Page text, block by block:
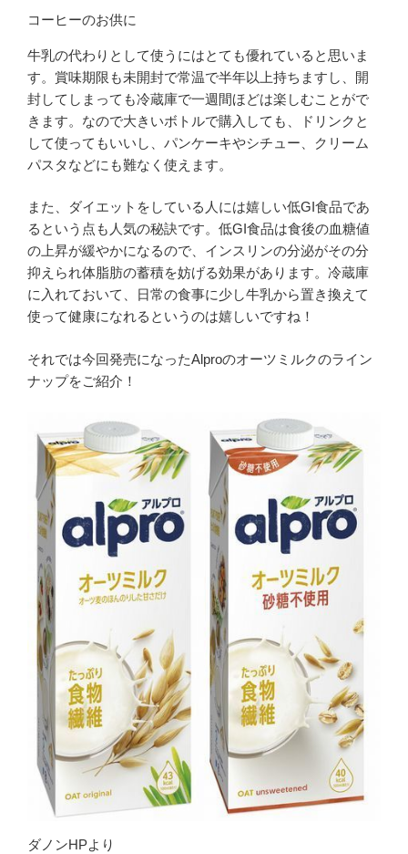
コーヒーのお供に
牛乳の代わりとして使うにはとても優れていると思いま
す。賞味期限も未開封で常温で半年以上持ちますし、開
封してしまっても冷蔵庫で一週間ほどは楽しむことがで
きます。なので大きいボトルで購入しても、ドリンクと
して使ってもいいし、パンケーキやシチュー、クリーム
パスタなどにも難なく使えます。
また、ダイエットをしている人には嬉しい低GI食品であ
るという点も人気の秘訣です。低GI食品は食後の血糖値
の上昇が緩やかになるので、インスリンの分泌がその分
抑えられ体脂肪の蓄積を妨げる効果があります。冷蔵庫
に入れておいて、日常の食事に少し牛乳から置き換えて
使って健康になれるというのは嬉しいですね！
それでは今回発売になったAlproのオーツミルクのライン
ナップをご紹介！
ダノンHPより